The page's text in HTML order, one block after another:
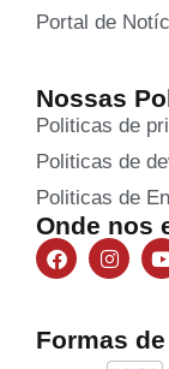
Portal de
Nossas
Politicas de
Politicas de
Politicas de
Onde nos
Formas